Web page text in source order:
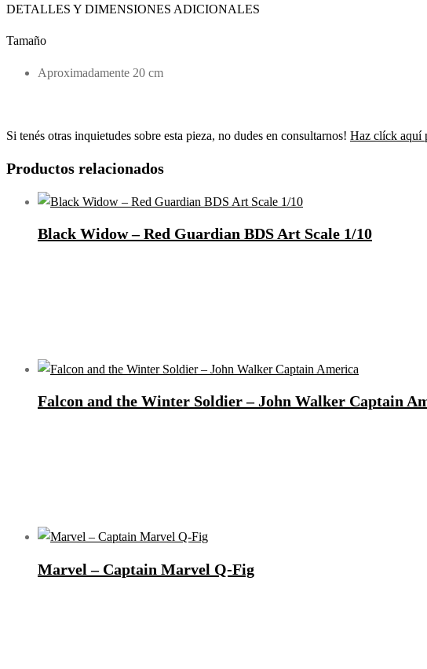
DETALLES Y DIMENSIONES ADICIONALES
Tamaño
Aproximadamente 20 cm
Si tenés otras inquietudes sobre esta pieza, no dudes en consultarnos! Haz clíck aquí
Productos relacionados
Black Widow – Red Guardian BDS Art Scale 1/10
Falcon and the Winter Soldier – John Walker Captain
Marvel – Captain Marvel Q-Fig